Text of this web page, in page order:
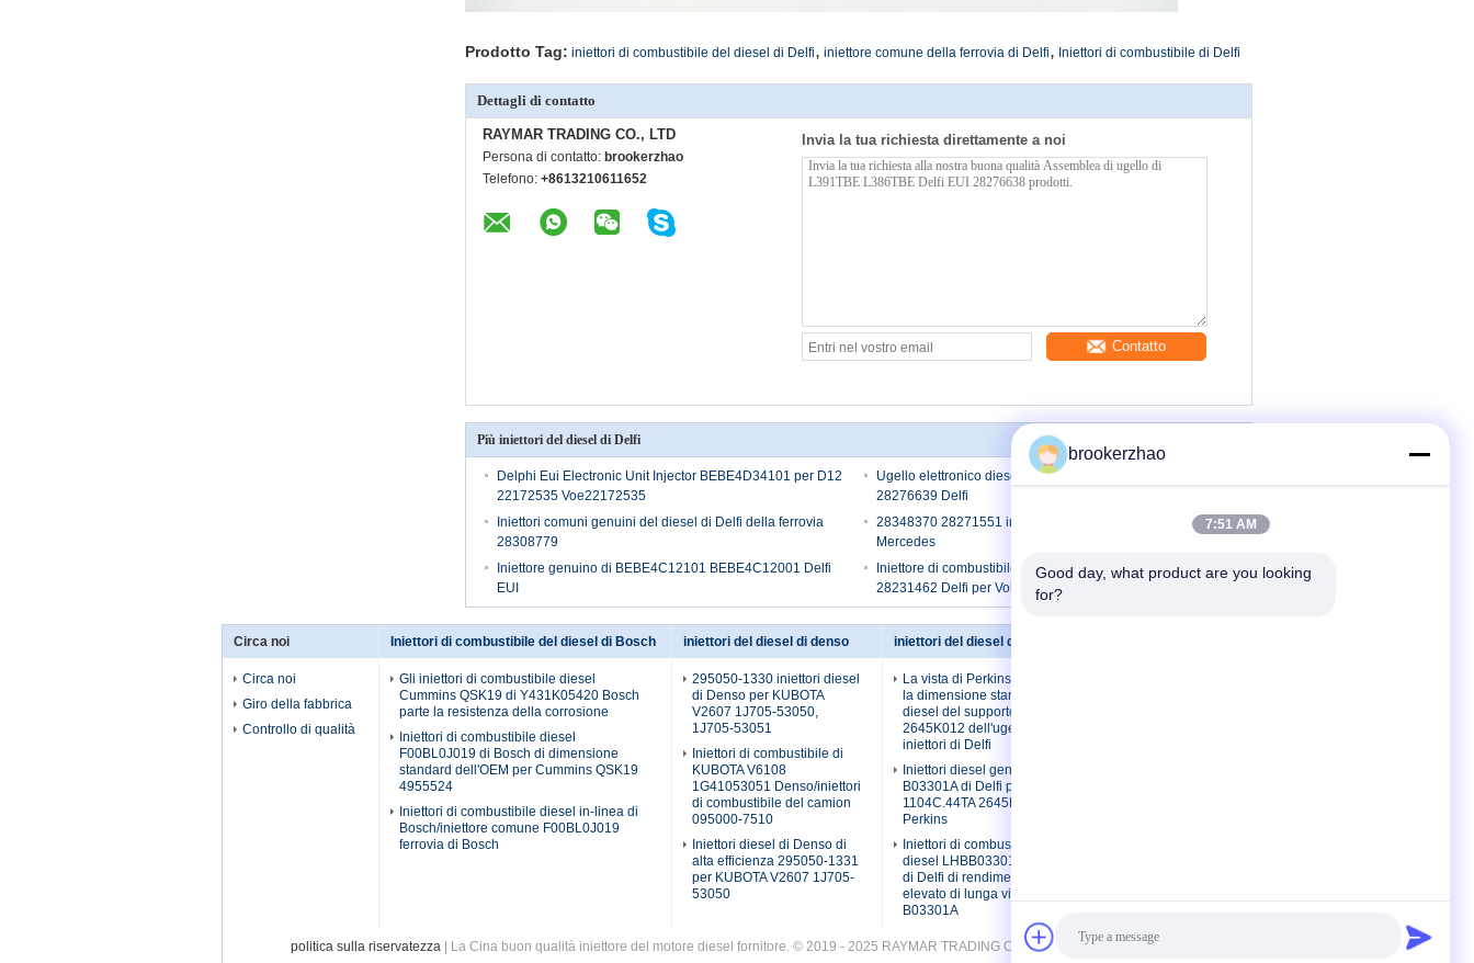
Prodotto Tag: iniettori di combustibile del diesel di Delfi, iniettore comune della ferrovia di Delfi, Iniettori di combustibile di Delfi
Dettagli di contatto
RAYMAR TRADING CO., LTD
Persona di contatto: brookerzhao
Telefono: +8613210611652
Invia la tua richiesta direttamente a noi
Contatto
Più iniettori del diesel di Delfi
Delphi Eui Electronic Unit Injector BEBE4D34101 per D12
22172535 Voe22172535
Ugello elettronico diesel dell'iniettore dell'unità L393TBE
28276639 Delfi
Iniettori comuni genuini del diesel di Delfi della ferrovia
28308779
28348370 28271551 iniettore diesel di Delfi per il benz di
Mercedes
Iniettore genuino di BEBE4C12101 BEBE4C12001 Delfi
EUI
Iniettore di combustibile comune della ferrovia di
28231462 Delfi per Volkswagen
Circa noi
Circa noi
Giro della fabbrica
Controllo di qualità
Iniettori di combustibile del diesel di Bosch
Gli iniettori di combustibile diesel
Cummins QSK19 di Y431K05420 Bosch
parte la resistenza della corrosione
Iniettori di combustibile diesel
F00BL0J019 di Bosch di dimensione
standard dell'OEM per Cummins QSK19
4955524
Iniettori di combustibile diesel in-linea di
Bosch/iniettore comune F00BL0J019
ferrovia di Bosch
iniettori del diesel di denso
295050-1330 iniettori diesel
di Denso per KUBOTA
V2607 1J705-53050,
1J705-53051
Iniettori di combustibile di
KUBOTA V6108
1G41053051 Denso/iniettori
di combustibile del camion
095000-7510
Iniettori diesel di Denso di
alta efficienza 295050-1331
per KUBOTA V2607 1J705-
53050
iniettori del diesel di Delfi
La vista di Perkins ha usato
la dimensione standard
diesel del supporto
2645K012 dell'ugello degli
iniettori di Delfi
Iniettori diesel genuini
B03301A di Delfi per la vista
1104C.44TA 2645K012 di
Perkins
Iniettori di combustibile
diesel LHBB03301A, portata
di Delfi di rendimento
elevato di lunga vita di
B03301A
politica sulla riservatezza| La Cina buon qualità iniettore del motore diesel fornitore. © 2019 - 2025 RAYMAR TRADING CO., LTD. All Rights Reserved.
brookerzhao
7:51 AM
Good day, what product are you looking
for?